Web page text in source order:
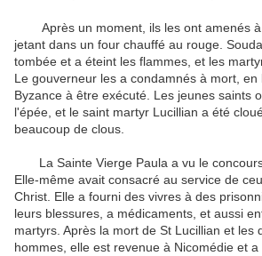
Après un moment, ils les ont amenés à
jetant dans un four chauffé au rouge.
tombée et a éteint les flammes, et les
Le gouverneur les a condamnés à mort, en
Byzance à être exécuté. Les jeunes saints
l'épée, et le saint martyr Lucillian a été
beaucoup de clous.
La Sainte Vierge Paula a vu le concours
Elle-même avait consacré au service de
Christ. Elle a fourni des vivres à des
leurs blessures, a médicaments, et aussi
martyrs. Après la mort de St Lucillian et les
hommes, elle est revenue à Nicomédie et